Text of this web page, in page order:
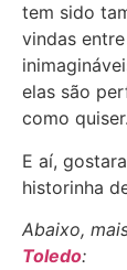
tem sido
vindas entre
elas são
como
E aí,
historinha
Abaixo,
Toledo: